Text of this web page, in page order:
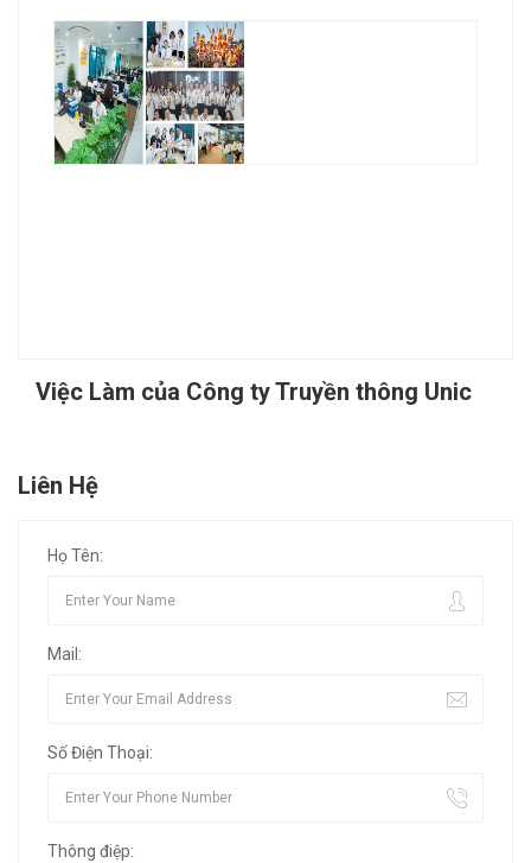
Việc Làm của Công ty Truyền thông Unic
Liên Hệ
Họ Tên:
Mail:
Số Điện Thoại:
Thông điệp: